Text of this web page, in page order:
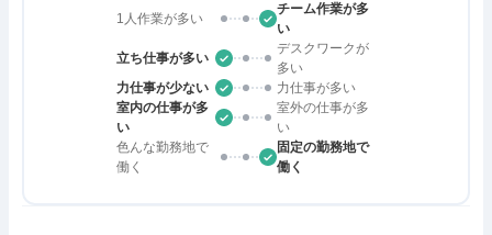
1人作業が多い
チーム作業が多
い
立ち仕事が多い
デスクワークが
多い
力仕事が少ない
力仕事が多い
室内の仕事が多
い
室外の仕事が多
い
色んな勤務地で
働く
固定の勤務地で
働く